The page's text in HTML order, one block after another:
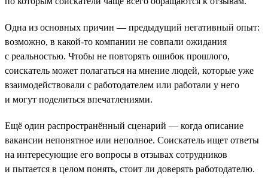
Одна из основных причин — предыдущий негативный опыт:
возможно, в какой-то компании не совпали ожидания
с реальностью. Чтобы не повторять ошибок прошлого,
соискатель может полагаться на мнение людей, которые уже
взаимодействовали с работодателем или работали у него
и могут поделиться впечатлениями.
Ещё один распространённый сценарий — когда описание
вакансии непонятное или неполное. Соискатель ищет ответы
на интересующие его вопросы в отзывах сотрудников
и пытается в целом понять, стоит ли доверять работодателю.